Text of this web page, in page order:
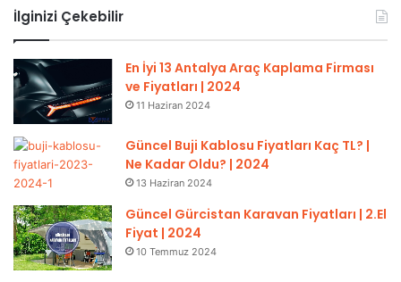
İlginizi Çekebilir
En İyi 13 Antalya Araç Kaplama Firması
ve Fiyatları | 2024
11 Haziran 2024
Güncel Buji Kablosu Fiyatları Kaç TL? |
Ne Kadar Oldu? | 2024
13 Haziran 2024
Güncel Gürcistan Karavan Fiyatları | 2.El
Fiyat | 2024
10 Temmuz 2024